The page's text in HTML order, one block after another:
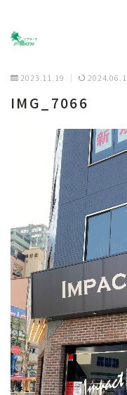
MENU
トップページ
プロフィール
主な活動について
契約企業について
お問い合わせ
ブログ
2023.11.19
IMG_7066